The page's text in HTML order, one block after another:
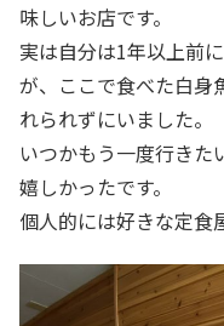
味しいお店です。
実は自分は1年以上前
が、ここで食べた白身
れられずにいました。
いつかもう一度行きた
嬉しかったです。
個人的には好きな定食